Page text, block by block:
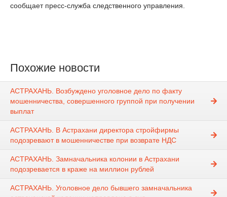
сообщает пресс-служба следственного управления.
Похожие новости
АСТРАХАНЬ. Возбуждено уголовное дело по факту
мошенничества, совершенного группой при получении
выплат
АСТРАХАНЬ. В Астрахани директора стройфирмы
подозревают в мошенничестве при возврате НДС
АСТРАХАНЬ. Замначальника колонии в Астрахани
подозревается в краже на миллион рублей
АСТРАХАНЬ. Уголовное дело бывшего замначальника